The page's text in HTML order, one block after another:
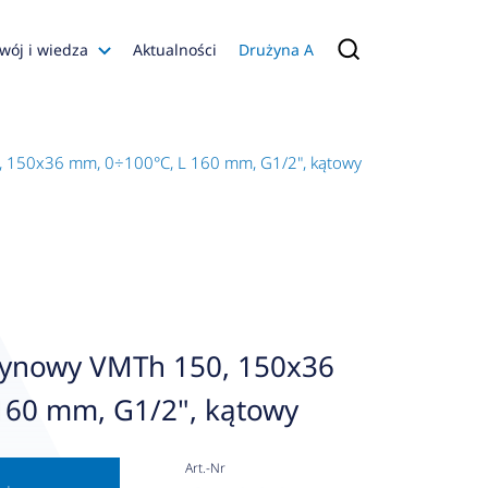
naruszenie
i wiedza
Konfiguratory
Aktualności Drużyna A
mm, 0÷100°C, L 160 mm, G1/2", kątowy
VMTh 150, 150x36
mm, G1/2", kątowy
Art.-Nr